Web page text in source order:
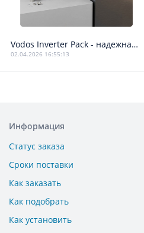
Vodos Inverter Pack - надежная замена комплекта Grundfos SQE
02.04.2026 16:55:13
Информация
Статус заказа
Сроки поставки
Как заказать
Как подобрать
Как установить